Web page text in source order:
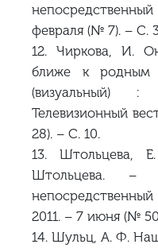
февраля (№ 7). – С.
12. Чиркова, И.
ближе к
(визуальный) :
Телевизионный
28). – С. 10.
13. Штольцева,
Штольцева. –
2011. – 7 июня (№
14. Шульц, А. Ф.